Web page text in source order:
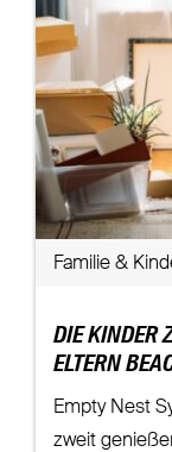
Familie &
DIE KINDER
ELTERN
Empty Nest
zweit